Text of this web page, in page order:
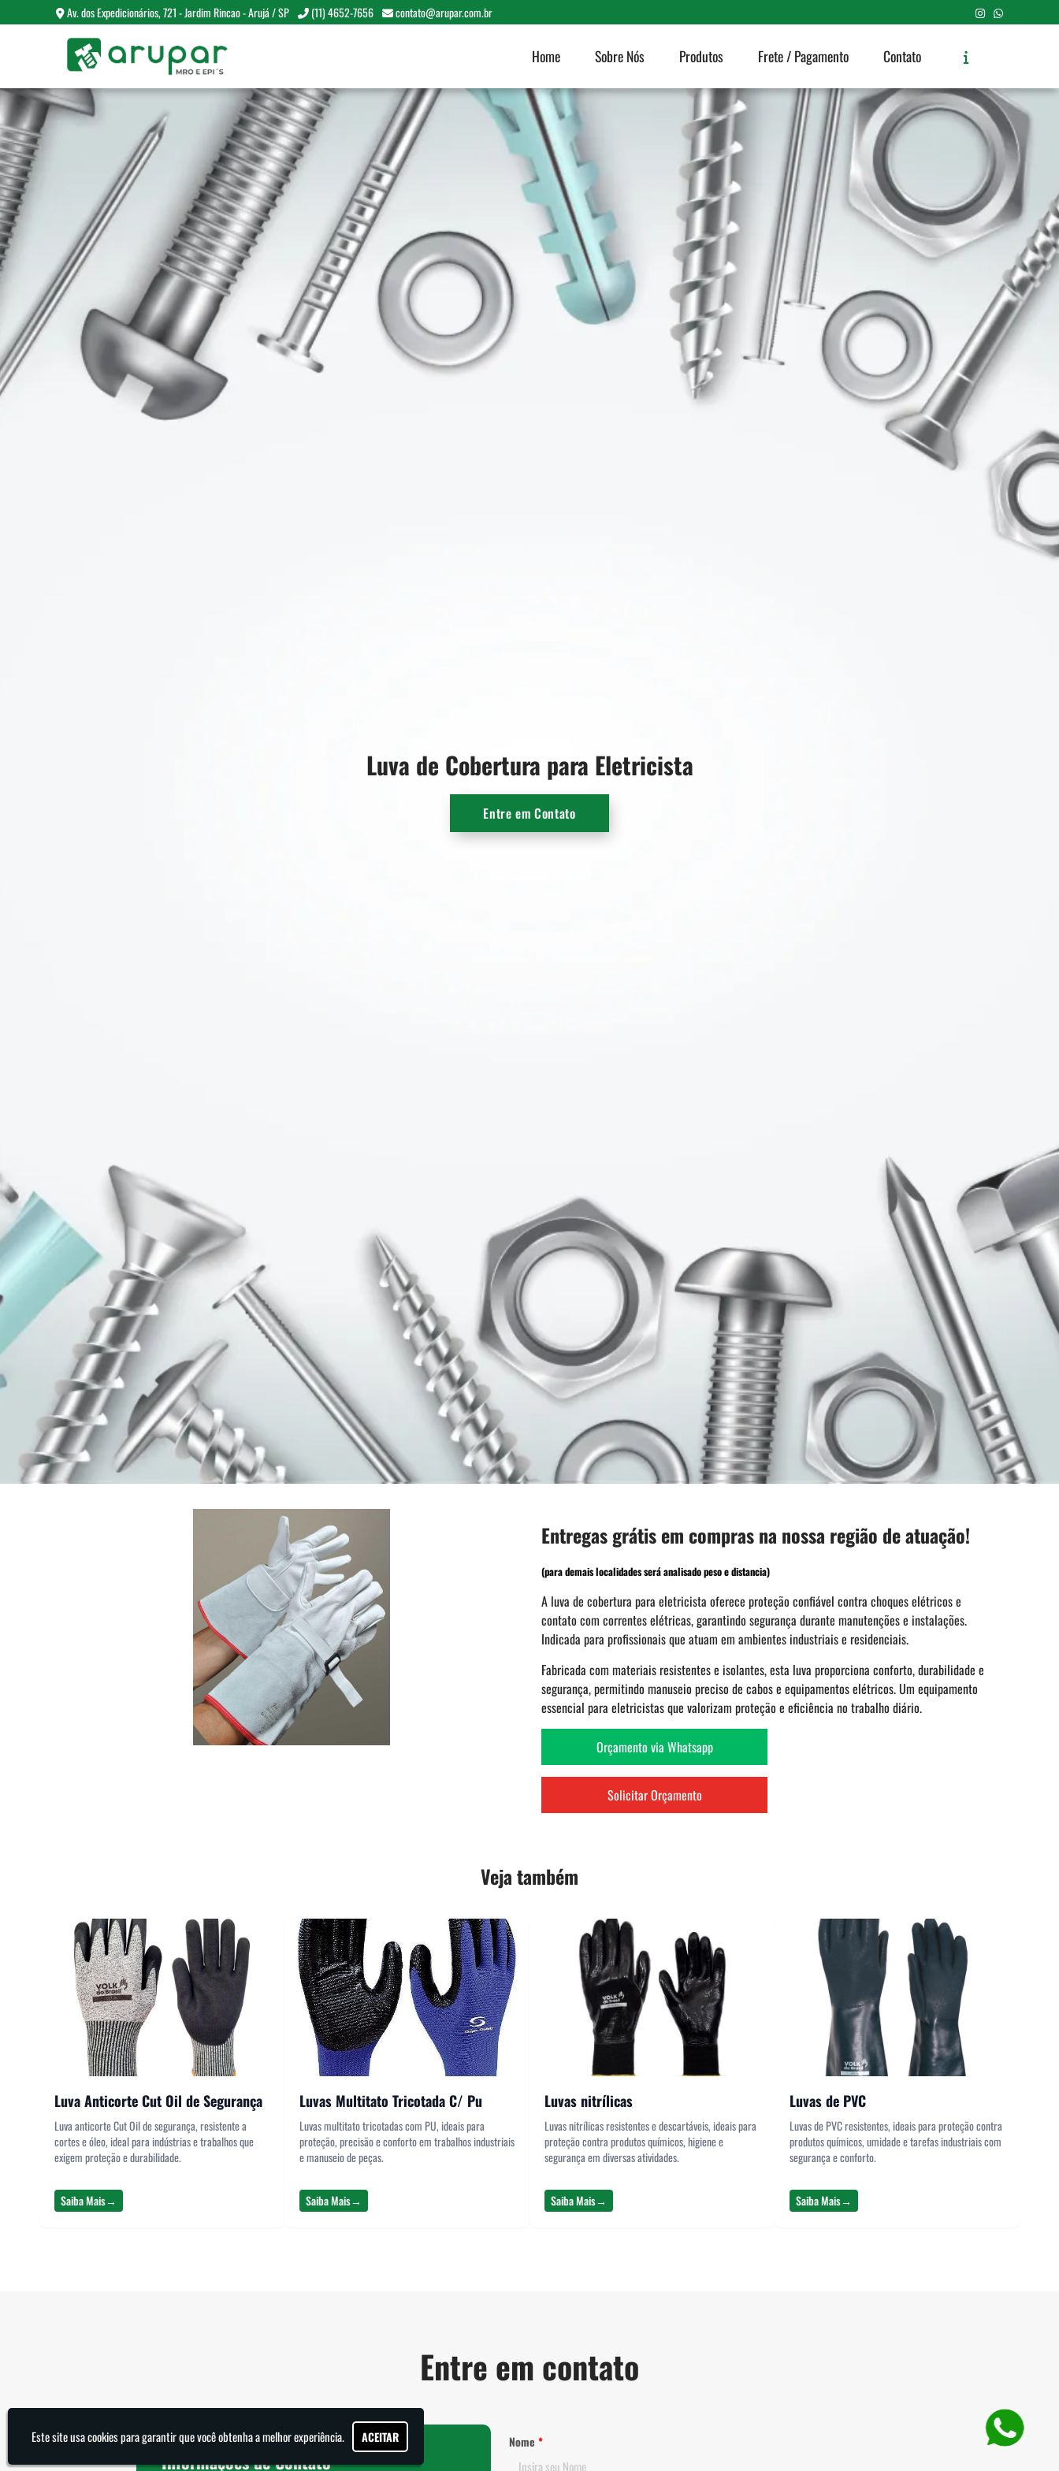
Av. dos Expedicionários, 721 - Jardim Rincao - Arujá / SP (11) 4652-7656 contato@arupar.com.br
Home Sobre Nós Produtos Frete / Pagamento Contato
Luva de Cobertura para Eletricista
Entre em Contato
Entregas grátis em compras na nossa região de atuação!
(para demais localidades será analisado peso e distancia)
A luva de cobertura para eletricista oferece proteção confiável contra choques elétricos e
contato com correntes elétricas, garantindo segurança durante manutenções e instalações.
Indicada para profissionais que atuam em ambientes industriais e residenciais.
Fabricada com materiais resistentes e isolantes, esta luva proporciona conforto, durabilidade e
segurança, permitindo manuseio preciso de cabos e equipamentos elétricos. Um equipamento
essencial para eletricistas que valorizam proteção e eficiência no trabalho diário.
Orçamento via Whatsapp
Solicitar Orçamento
Veja também
Luva Anticorte Cut Oil de Segurança
Luva anticorte Cut Oil de segurança, resistente a
cortes e óleo, ideal para indústrias e trabalhos que
exigem proteção e durabilidade.
Saiba Mais→
Luvas Multitato Tricotada C/ Pu
Luvas multitato tricotadas com PU, ideais para
proteção, precisão e conforto em trabalhos industriais
e manuseio de peças.
Saiba Mais→
Luvas nitrílicas
Luvas nitrílicas resistentes e descartáveis, ideais para
proteção contra produtos químicos, higiene e
segurança em diversas atividades.
Saiba Mais→
Luvas de PVC
Luvas de PVC resistentes, ideais para proteção contra
produtos químicos, umidade e tarefas industriais com
segurança e conforto.
Saiba Mais→
Entre em contato
Informações de Contato
Nome *
Este site usa cookies para garantir que você obtenha a melhor experiência. ACEITAR